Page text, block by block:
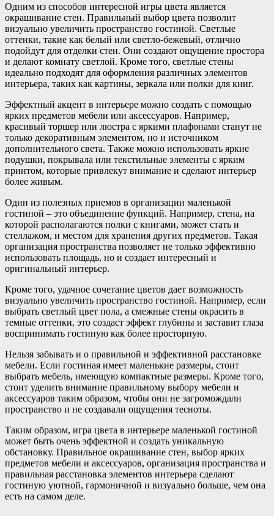
Одним из способов интересной игры цвета является
окрашивание стен. Правильный выбор цвета позволит
визуально увеличить пространство гостиной. Светлые
оттенки, такие как белый или светло-бежевый, отлично
подойдут для отделки стен. Они создают ощущение простора
и делают комнату светлой. Кроме того, светлые стены
идеально подходят для оформления различных элементов
интерьера, таких как картины, зеркала или полки для книг.
Эффектный акцент в интерьере можно создать с помощью
ярких предметов мебели или аксессуаров. Например,
красивый торшер или люстра с яркими плафонами станут не
только декоративным элементом, но и источником
дополнительного света. Также можно использовать яркие
подушки, покрывала или текстильные элементы с ярким
принтом, которые привлекут внимание и сделают интерьер
более живым.
Один из полезных приемов в организации маленькой
гостиной – это объединение функций. Например, стена, на
которой располагаются полки с книгами, может стать и
стеллажом, и местом для хранения других предметов. Такая
организация пространства позволяет не только эффективно
использовать площадь, но и создает интересный и
оригинальный интерьер.
Кроме того, удачное сочетание цветов дает возможность
визуально увеличить пространство гостиной. Например, если
выбрать светлый цвет пола, а смежные стены окрасить в
темные оттенки, это создаст эффект глубины и заставит глаза
воспринимать гостиную как более просторную.
Нельзя забывать и о правильной и эффективной расстановке
мебели. Если гостиная имеет маленькие размеры, стоит
выбрать мебель, имеющую компактные размеры. Кроме того,
стоит уделить внимание правильному выбору мебели и
аксессуаров таким образом, чтобы они не загромождали
пространство и не создавали ощущения тесноты.
Таким образом, игра цвета в интерьере маленькой гостиной
может быть очень эффектной и создать уникальную
обстановку. Правильное окрашивание стен, выбор ярких
предметов мебели и аксессуаров, организация пространства и
правильная расстановка элементов интерьера сделают
гостиную уютной, гармоничной и визуально больше, чем она
есть на самом деле.